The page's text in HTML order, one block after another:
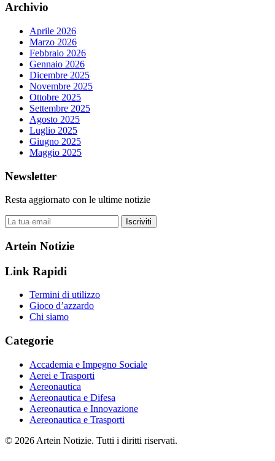
Archivio
Aprile 2026
Marzo 2026
Febbraio 2026
Gennaio 2026
Dicembre 2025
Novembre 2025
Ottobre 2025
Settembre 2025
Agosto 2025
Luglio 2025
Giugno 2025
Maggio 2025
Newsletter
Resta aggiornato con le ultime notizie
Iscriviti
Artein Notizie
Link Rapidi
Termini di utilizzo
Gioco d’azzardo
Chi siamo
Categorie
Accademia e Impegno Sociale
Aerei e Trasporti
Aereonautica
Aereonautica e Difesa
Aereonautica e Innovazione
Aereonautica e Trasporti
© 2026 Artein Notizie. Tutti i diritti riservati.